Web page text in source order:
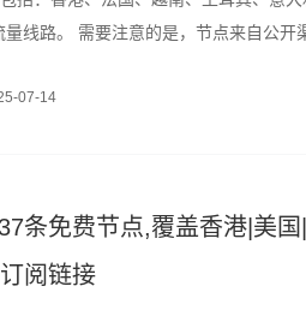
线路。 需要注意的是，节点来自公开
以下链
07-14
条免费节点,覆盖香港|美
阅链接